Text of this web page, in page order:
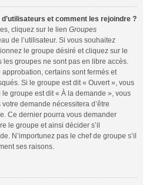
et comment les rejoindre ?
cliquez sur le lien Groupes
de l’utilisateur. Si vous souhaitez
le groupe désiré et cliquez sur le
les groupes ne sont pas en libre accès.
certains sont fermés et
Si le groupe est dit « Ouvert », vous
groupe est dit « À la demande », vous
demande nécessitera d’être
Ce dernier pourra vous demander
le groupe et ainsi décider s’il
N’importunez pas le chef de groupe s’il
ses raisons.